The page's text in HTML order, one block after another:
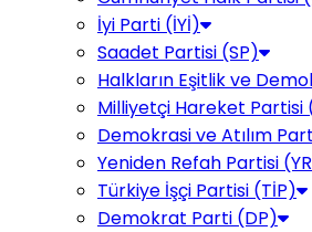
İyi Parti (İYİ)
Saadet Partisi (SP)
Halkların Eşitlik ve
Milliyetçi Hareket Partisi
Demokrasi ve Atılım
Yeniden Refah Partisi
Türkiye İşçi Partisi (TİP)
Demokrat Parti (DP)